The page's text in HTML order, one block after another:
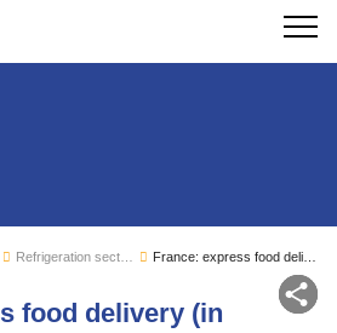
Search
food delivery (in